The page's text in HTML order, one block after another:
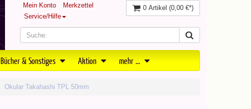
Mein Konto
Merkzettel
Service/Hilfe
0 Artikel (0,00 €*)
Bücher & Sonstiges Aktion mehr ...
Okular Takahashi TPL 50mm